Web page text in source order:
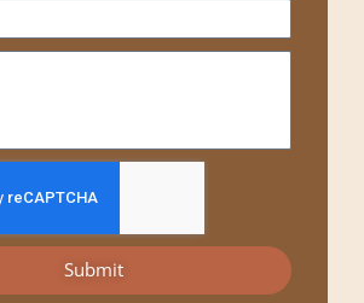
Submit